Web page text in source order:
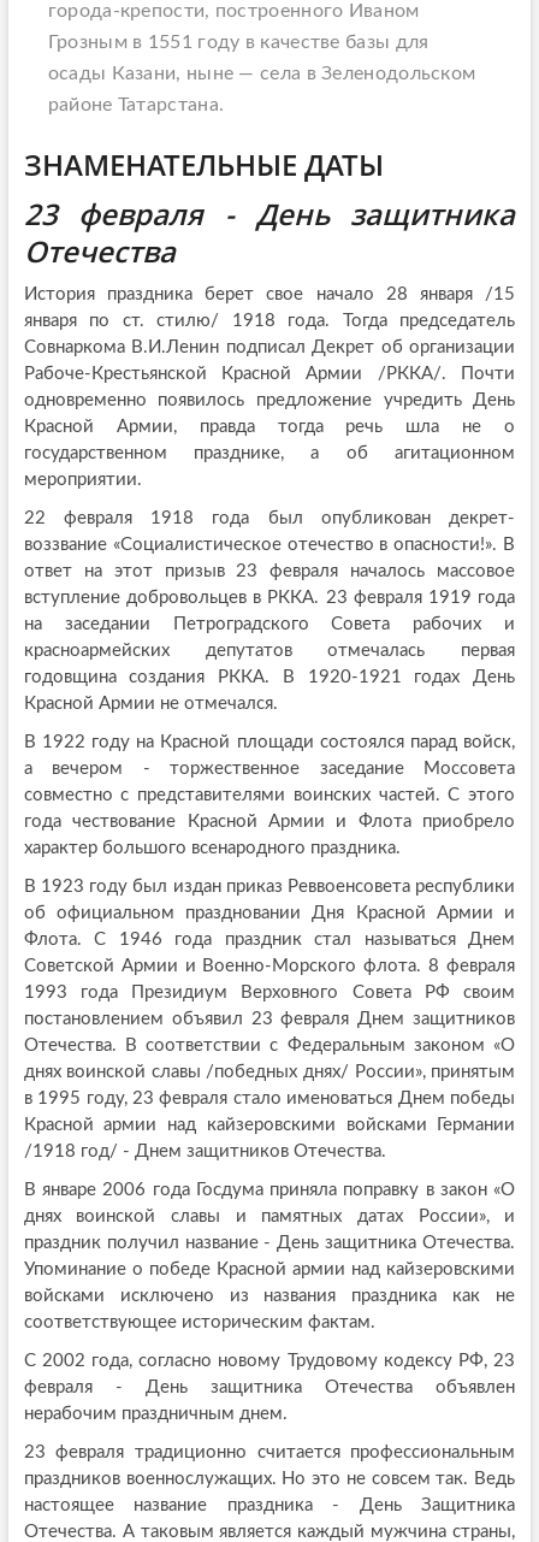
города-крепости, построенного Иваном
Грозным в 1551 году в качестве базы для
осады Казани, ныне — села в Зеленодольском
районе Татарстана.
ЗНАМЕНАТЕЛЬНЫЕ ДАТЫ
23 февраля - День защитника
Отечества
История праздника берет свое начало 28 января /15
января по ст. стилю/ 1918 года. Тогда председатель
Совнаркома В.И.Ленин подписал Декрет об организации
Рабоче-Крестьянской Красной Армии /РККА/. Почти
одновременно появилось предложение учредить День
Красной Армии, правда тогда речь шла не о
государственном празднике, а об агитационном
мероприятии.
22 февраля 1918 года был опубликован декрет-
воззвание «Социалистическое отечество в опасности!». В
ответ на этот призыв 23 февраля началось массовое
вступление добровольцев в РККА. 23 февраля 1919 года
на заседании Петроградского Совета рабочих и
красноармейских депутатов отмечалась первая
годовщина создания РККА. В 1920-1921 годах День
Красной Армии не отмечался.
В 1922 году на Красной площади состоялся парад войск,
а вечером - торжественное заседание Моссовета
совместно с представителями воинских частей. С этого
года чествование Красной Армии и Флота приобрело
характер большого всенародного праздника.
В 1923 году был издан приказ Реввоенсовета республики
об официальном праздновании Дня Красной Армии и
Флота. С 1946 года праздник стал называться Днем
Советской Армии и Военно-Морского флота. 8 февраля
1993 года Президиум Верховного Совета РФ своим
постановлением объявил 23 февраля Днем защитников
Отечества. В соответствии с Федеральным законом «О
днях воинской славы /победных днях/ России», принятым
в 1995 году, 23 февраля стало именоваться Днем победы
Красной армии над кайзеровскими войсками Германии
/1918 год/ - Днем защитников Отечества.
В январе 2006 года Госдума приняла поправку в закон «О
днях воинской славы и памятных датах России», и
праздник получил название - День защитника Отечества.
Упоминание о победе Красной армии над кайзеровскими
войсками исключено из названия праздника как не
соответствующее историческим фактам.
С 2002 года, согласно новому Трудовому кодексу РФ, 23
февраля - День защитника Отечества объявлен
нерабочим праздничным днем.
23 февраля традиционно считается профессиональным
праздников военнослужащих. Но это не совсем так. Ведь
настоящее название праздника - День Защитника
Отечества. А таковым является каждый мужчина страны,